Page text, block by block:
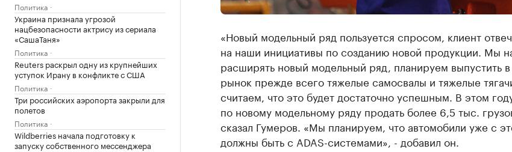
Политика
Украина признала угрозой
нацбезопасности актрису из сериала
«СашаТаня»
Политика
Reuters раскрыл одну из крупнейших
уступок Ирану в конфликте с США
Политика
Три российских аэропорта закрыли для
полетов
Политика
Wildberries начала подготовку к
запуску собственного мессенджера
«Новый модельный ряд пользуется спросом, клиент
на наши инициативы по созданию новой продукции. Мы
расширять новый модельный ряд, планируем выпустить
рынок прежде всего тяжелые самосвалы и тяжелые
считаем, что это будет достаточно успешным. В этом
по новому модельному ряду продать более 6,5 тыс.
сказал Гумеров. «Мы планируем, что автомобили уже с
должны быть с ADAS-системами», - добавил он.